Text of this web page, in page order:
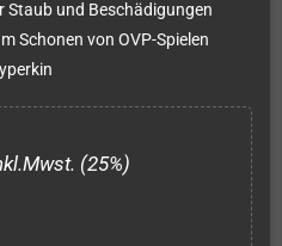
Staub und Beschädigungen
Schonen von OVP-Spielen
(25%)